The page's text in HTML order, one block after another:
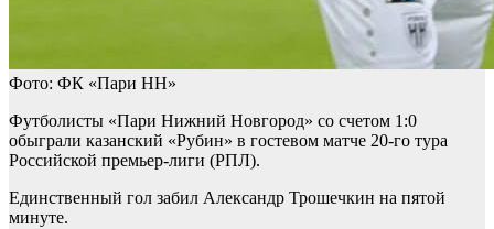
Фото: ФК «Пари НН»
Футболисты «Пари Нижний Новгород» со счетом 1:0
обыграли казанский «Рубин» в гостевом матче 20-го тура
Российской премьер-лиги (РПЛ).
Единственный гол забил Александр Трошечкин на пятой
минуте.